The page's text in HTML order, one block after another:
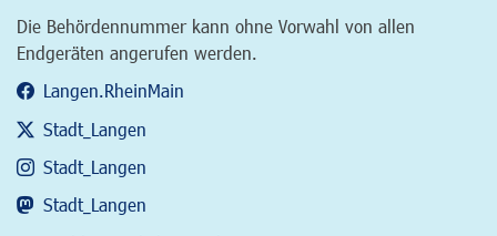
Die Behördennummer kann ohne Vorwahl von allen
Endgeräten angerufen werden.
Langen.RheinMain
Stadt_Langen
Stadt_Langen
Stadt_Langen